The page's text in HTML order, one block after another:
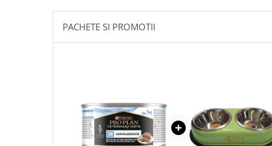
PACHETE SI PROMOTII